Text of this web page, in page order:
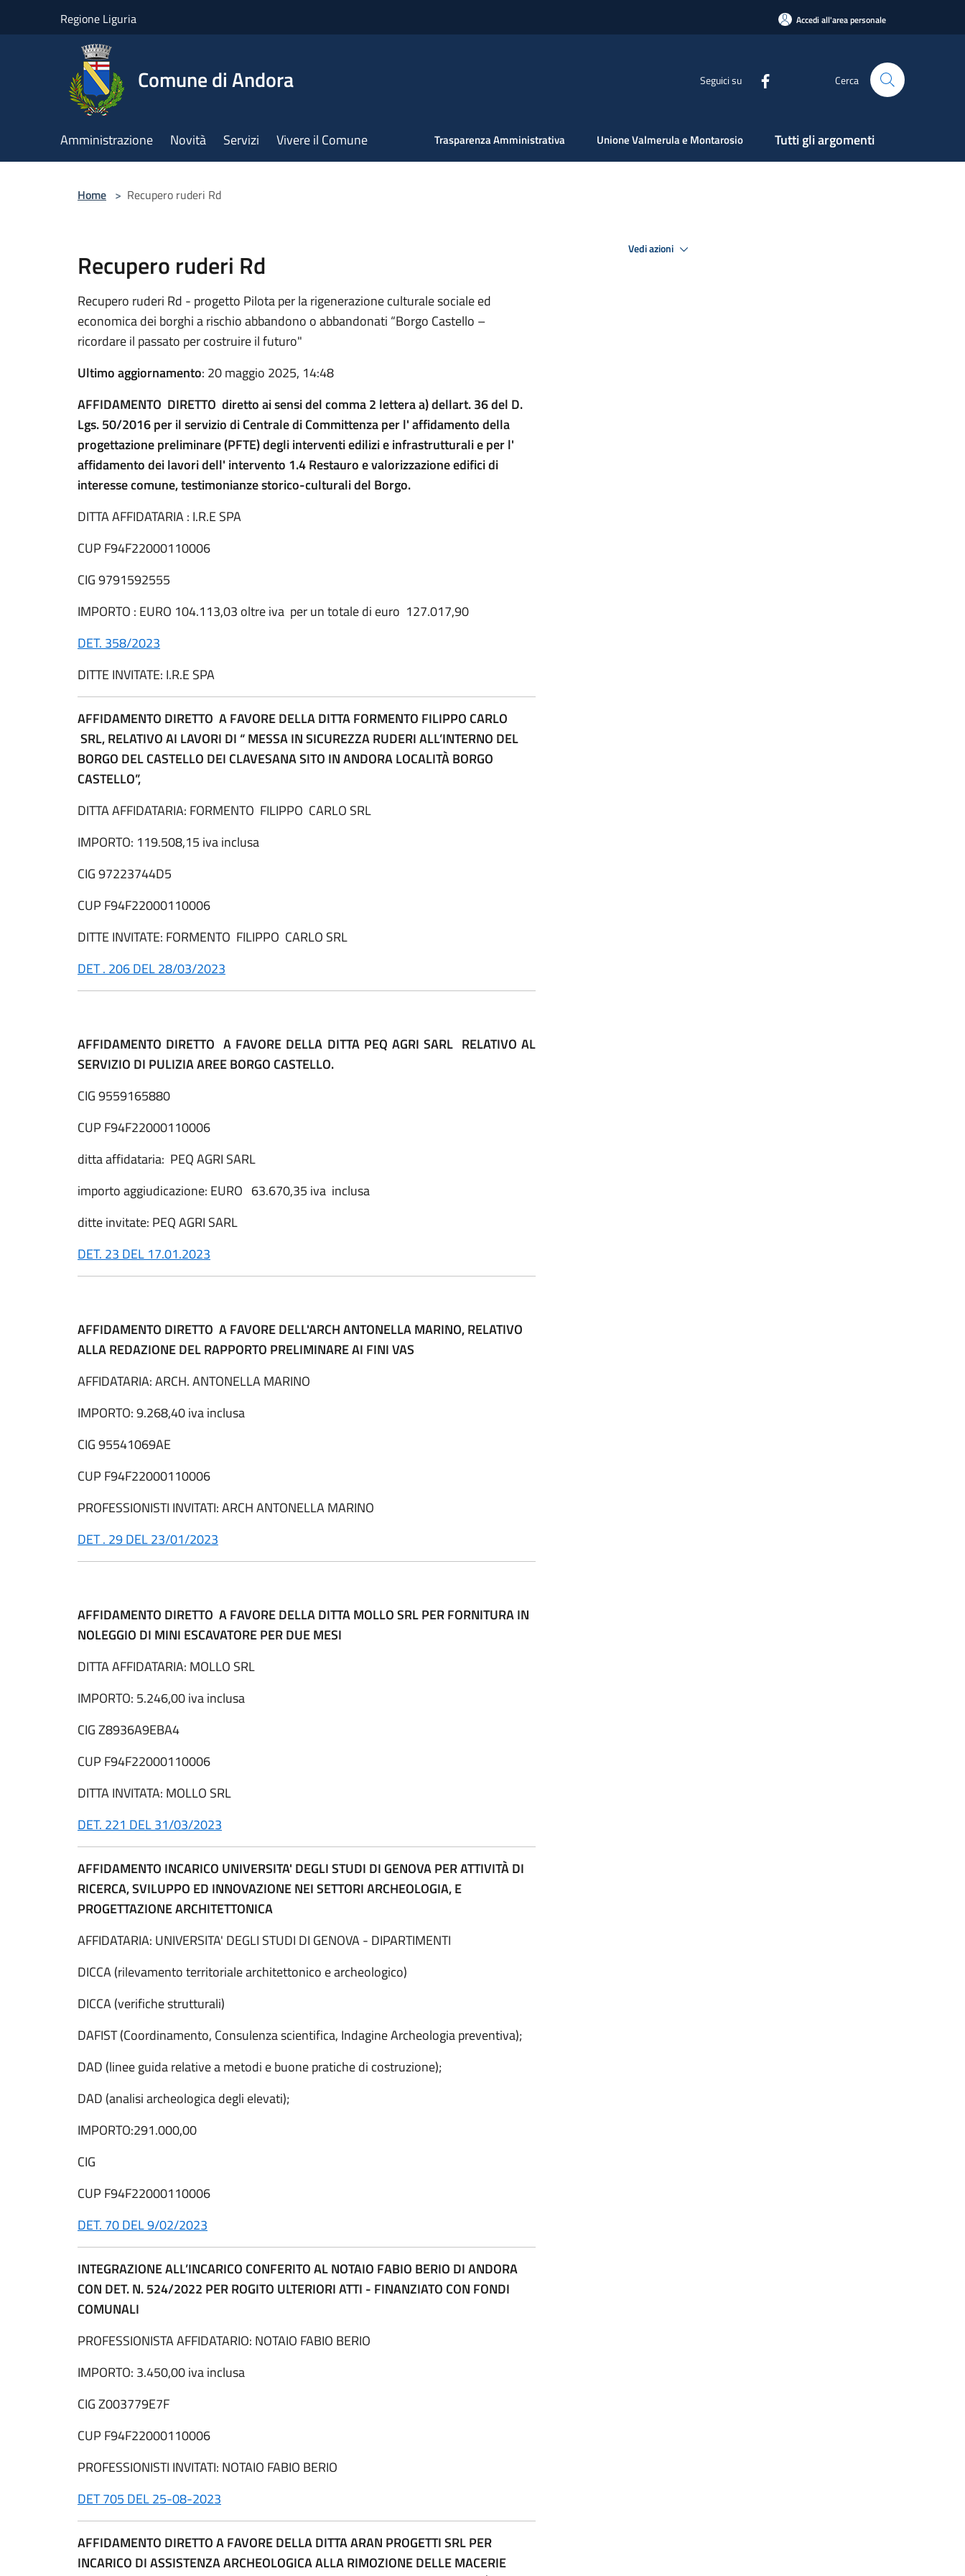
Regione Liguria Accedi all'area personale
Comune di Andora Seguici su Cerca
Amministrazione Novità Servizi Vivere il Comune Trasparenza Amministrativa Unione Valmerula e Montarosio Tutti gli argomenti
Home > Recupero ruderi Rd
Recupero ruderi Rd
Recupero ruderi Rd - progetto Pilota per la rigenerazione culturale sociale ed
economica dei borghi a rischio abbandono o abbandonati “Borgo Castello –
ricordare il passato per costruire il futuro"
Ultimo aggiornamento: 20 maggio 2025, 14:48
AFFIDAMENTO DIRETTO diretto ai sensi del comma 2 lettera a) dellart. 36 del D.
Lgs. 50/2016 per il servizio di Centrale di Committenza per l' affidamento della
progettazione preliminare (PFTE) degli interventi edilizi e infrastrutturali e per l'
affidamento dei lavori dell' intervento 1.4 Restauro e valorizzazione edifici di
interesse comune, testimonianze storico-culturali del Borgo.
DITTA AFFIDATARIA : I.R.E SPA
CUP F94F22000110006
CIG 9791592555
IMPORTO : EURO 104.113,03 oltre iva per un totale di euro 127.017,90
DET. 358/2023
DITTE INVITATE: I.R.E SPA
AFFIDAMENTO DIRETTO A FAVORE DELLA DITTA FORMENTO FILIPPO CARLO
SRL, RELATIVO AI LAVORI DI “ MESSA IN SICUREZZA RUDERI ALL’INTERNO DEL
BORGO DEL CASTELLO DEI CLAVESANA SITO IN ANDORA LOCALITÀ BORGO
CASTELLO”,
DITTA AFFIDATARIA: FORMENTO FILIPPO CARLO SRL
IMPORTO: 119.508,15 iva inclusa
CIG 97223744D5
CUP F94F22000110006
DITTE INVITATE: FORMENTO FILIPPO CARLO SRL
DET . 206 DEL 28/03/2023
AFFIDAMENTO DIRETTO A FAVORE DELLA DITTA PEQ AGRI SARL RELATIVO AL
SERVIZIO DI PULIZIA AREE BORGO CASTELLO.
CIG 9559165880
CUP F94F22000110006
ditta affidataria: PEQ AGRI SARL
importo aggiudicazione: EURO 63.670,35 iva inclusa
ditte invitate: PEQ AGRI SARL
DET. 23 DEL 17.01.2023
AFFIDAMENTO DIRETTO A FAVORE DELL'ARCH ANTONELLA MARINO, RELATIVO
ALLA REDAZIONE DEL RAPPORTO PRELIMINARE AI FINI VAS
AFFIDATARIA: ARCH. ANTONELLA MARINO
IMPORTO: 9.268,40 iva inclusa
CIG 95541069AE
CUP F94F22000110006
PROFESSIONISTI INVITATI: ARCH ANTONELLA MARINO
DET . 29 DEL 23/01/2023
AFFIDAMENTO DIRETTO A FAVORE DELLA DITTA MOLLO SRL PER FORNITURA IN
NOLEGGIO DI MINI ESCAVATORE PER DUE MESI
DITTA AFFIDATARIA: MOLLO SRL
IMPORTO: 5.246,00 iva inclusa
CIG Z8936A9EBA4
CUP F94F22000110006
DITTA INVITATA: MOLLO SRL
DET. 221 DEL 31/03/2023
AFFIDAMENTO INCARICO UNIVERSITA' DEGLI STUDI DI GENOVA PER ATTIVITÀ DI
RICERCA, SVILUPPO ED INNOVAZIONE NEI SETTORI ARCHEOLOGIA, E
PROGETTAZIONE ARCHITETTONICA
AFFIDATARIA: UNIVERSITA' DEGLI STUDI DI GENOVA - DIPARTIMENTI
DICCA (rilevamento territoriale architettonico e archeologico)
DICCA (verifiche strutturali)
DAFIST (Coordinamento, Consulenza scientifica, Indagine Archeologia preventiva);
DAD (linee guida relative a metodi e buone pratiche di costruzione);
DAD (analisi archeologica degli elevati);
IMPORTO:291.000,00
CIG
CUP F94F22000110006
DET. 70 DEL 9/02/2023
INTEGRAZIONE ALL’INCARICO CONFERITO AL NOTAIO FABIO BERIO DI ANDORA
CON DET. N. 524/2022 PER ROGITO ULTERIORI ATTI - FINANZIATO CON FONDI
COMUNALI
PROFESSIONISTA AFFIDATARIO: NOTAIO FABIO BERIO
IMPORTO: 3.450,00 iva inclusa
CIG Z003779E7F
CUP F94F22000110006
PROFESSIONISTI INVITATI: NOTAIO FABIO BERIO
DET 705 DEL 25-08-2023
AFFIDAMENTO DIRETTO A FAVORE DELLA DITTA ARAN PROGETTI SRL PER
INCARICO DI ASSISTENZA ARCHEOLOGICA ALLA RIMOZIONE DELLE MACERIE
Vedi azioni